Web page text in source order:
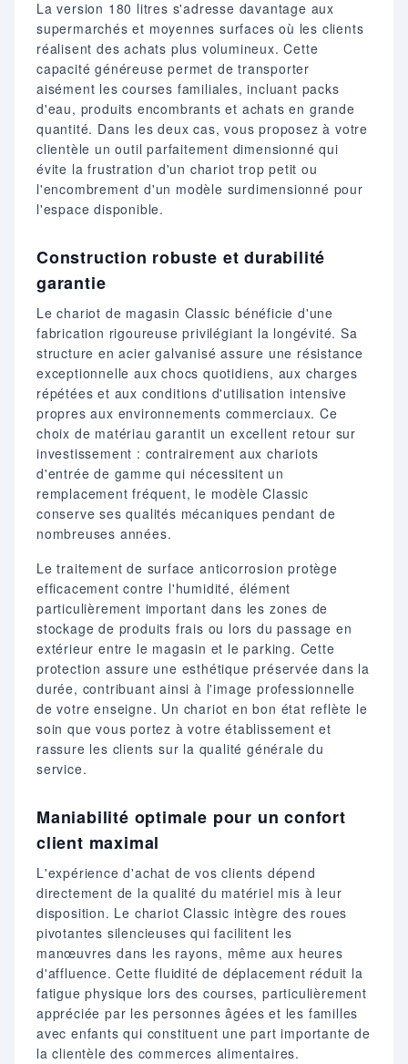
La version 180 litres s'adresse davantage aux
supermarchés et moyennes surfaces où les clients
réalisent des achats plus volumineux. Cette
capacité généreuse permet de transporter
aisément les courses familiales, incluant packs
d'eau, produits encombrants et achats en grande
quantité. Dans les deux cas, vous proposez à votre
clientèle un outil parfaitement dimensionné qui
évite la frustration d'un chariot trop petit ou
l'encombrement d'un modèle surdimensionné pour
l'espace disponible.
Construction robuste et durabilité
garantie
Le chariot de magasin Classic bénéficie d'une
fabrication rigoureuse privilégiant la longévité. Sa
structure en acier galvanisé assure une résistance
exceptionnelle aux chocs quotidiens, aux charges
répétées et aux conditions d'utilisation intensive
propres aux environnements commerciaux. Ce
choix de matériau garantit un excellent retour sur
investissement : contrairement aux chariots
d'entrée de gamme qui nécessitent un
remplacement fréquent, le modèle Classic
conserve ses qualités mécaniques pendant de
nombreuses années.
Le traitement de surface anticorrosion protège
efficacement contre l'humidité, élément
particulièrement important dans les zones de
stockage de produits frais ou lors du passage en
extérieur entre le magasin et le parking. Cette
protection assure une esthétique préservée dans la
durée, contribuant ainsi à l'image professionnelle
de votre enseigne. Un chariot en bon état reflète le
soin que vous portez à votre établissement et
rassure les clients sur la qualité générale du
service.
Maniabilité optimale pour un confort
client maximal
L'expérience d'achat de vos clients dépend
directement de la qualité du matériel mis à leur
disposition. Le chariot Classic intègre des roues
pivotantes silencieuses qui facilitent les
manœuvres dans les rayons, même aux heures
d'affluence. Cette fluidité de déplacement réduit la
fatigue physique lors des courses, particulièrement
appréciée par les personnes âgées et les familles
avec enfants qui constituent une part importante de
la clientèle des commerces alimentaires.